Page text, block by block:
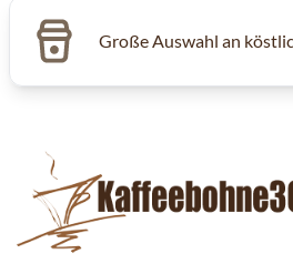
Große Auswahl an